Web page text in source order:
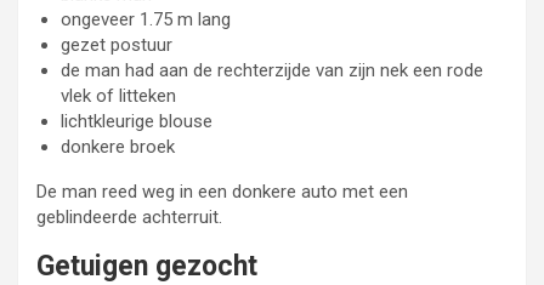
ongeveer 1.75 m lang
gezet postuur
de man had aan de rechterzijde van zijn nek een rode
vlek of litteken
lichtkleurige blouse
donkere broek
De man reed weg in een donkere auto met een
geblindeerde achterruit.
Getuigen gezocht